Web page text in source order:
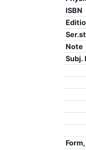
ISBN
Note
Subj.